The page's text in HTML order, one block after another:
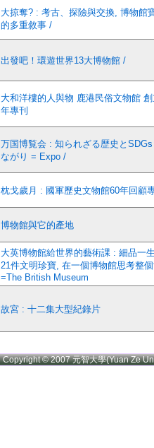
大掠奪? : 考古、探險與交換, 博物館
的多重敘事 /
出發吧！環遊世界13大博物館 /
大和洋樓的人與物 鹿港民俗文物館
年專刊
万国博覧会 : 知られざる歴史と
ながり = Expo /
枕戈歲月 : 國軍歷史文物館60年回顧
博物館與它的產地
大英博物館給世界的藝術課 : 細品一
21件文明珍寶, 在一個博物館思考整
=The British Museum
故宮 : 十二集大型紀錄片
Copyright © 2007 元智大學(Yuan Ze